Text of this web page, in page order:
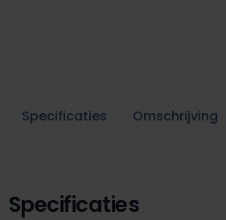
Specificaties Omschrijving
Specificaties